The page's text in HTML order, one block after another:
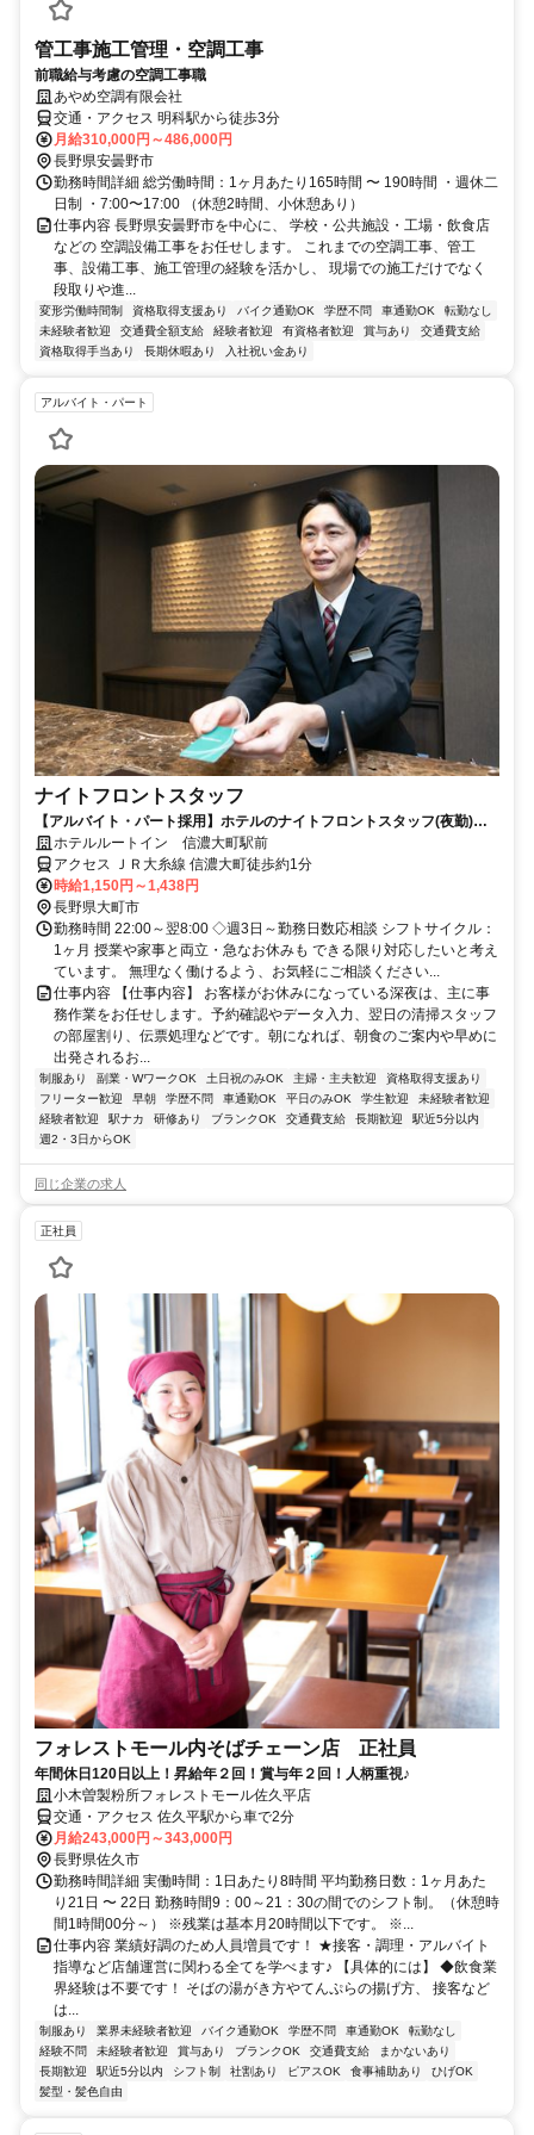
管工事施工管理・空調工事
前職給与考慮の空調工事職
あやめ空調有限会社
交通・アクセス 明科駅から徒歩3分
月給310,000円～486,000円
長野県安曇野市
勤務時間詳細 総労働時間：1ヶ月あたり165時間 〜 190時間 ・週休二
日制 ・7:00〜17:00 （休憩2時間、小休憩あり）
仕事内容 長野県安曇野市を中心に、 学校・公共施設・工場・飲食店
などの 空調設備工事をお任せします。 これまでの空調工事、管工
事、設備工事、施工管理の経験を活かし、 現場での施工だけでなく
段取りや進...
変形労働時間制 資格取得支援あり バイク通勤OK 学歴不問 車通勤OK
転勤なし
未経験者歓迎
交通費全額支給 経験者歓迎 有資格者歓迎 賞与あり
交通費支給
資格取得手当あり
長期休暇あり 入社祝い金あり
アルバイト・パート
ナイトフロントスタッフ
【アルバイト・パート採用】ホテルのナイトフロントスタッフ(夜勤)／
未経験歓迎！接客スキルも身につく
ホテルルートイン 信濃大町駅前
アクセス ＪＲ大糸線 信濃大町徒歩約1分
時給1,150円～1,438円
長野県大町市
勤務時間 22:00～翌8:00 ◇週3日～勤務日数応相談 シフトサイクル：
1ヶ月 授業や家事と両立・急なお休みも できる限り対応したいと考え
ています。 無理なく働けるよう、お気軽にご相談ください...
仕事内容 【仕事内容】 お客様がお休みになっている深夜は、主に事
務作業をお任せします。予約確認やデータ入力、翌日の清掃スタッフ
の部屋割り、伝票処理などです。朝になれば、朝食のご案内や早めに
出発されるお...
制服あり 副業・WワークOK 土日祝のみOK 主婦・主夫歓迎
資格取得支援あり
フリーター歓迎
早朝 学歴不問 車通勤OK 平日のみOK 学生歓迎
未経験者歓迎
経験者歓迎
駅ナカ 研修あり ブランクOK 交通費支給 長期歓迎
駅近5分以内
週2・3日からOK
同じ企業の求人
正社員
フォレストモール内そばチェーン店 正社員
年間休日120日以上！昇給年２回！賞与年２回！人柄重視♪
小木曽製粉所フォレストモール佐久平店
交通・アクセス 佐久平駅から車で2分
月給243,000円～343,000円
長野県佐久市
勤務時間詳細 実働時間：1日あたり8時間 平均勤務日数：1ヶ月あた
り21日 〜 22日 勤務時間9：00～21：30の間でのシフト制。（休憩時
間1時間00分～） ※残業は基本月20時間以下です。 ※...
仕事内容 業績好調のため人員増員です！ ★接客・調理・アルバイト
指導など店舗運営に関わる全てを学べます♪ 【具体的には】 ◆飲食業
界経験は不要です！ そばの湯がき方やてんぷらの揚げ方、 接客など
は...
制服あり 業界未経験者歓迎 バイク通勤OK 学歴不問 車通勤OK
転勤なし
経験不問
未経験者歓迎 賞与あり ブランクOK 交通費支給
まかないあり
長期歓迎
駅近5分以内 シフト制 社割あり ピアスOK 食事補助あり
ひげOK
髪型・髪色自由